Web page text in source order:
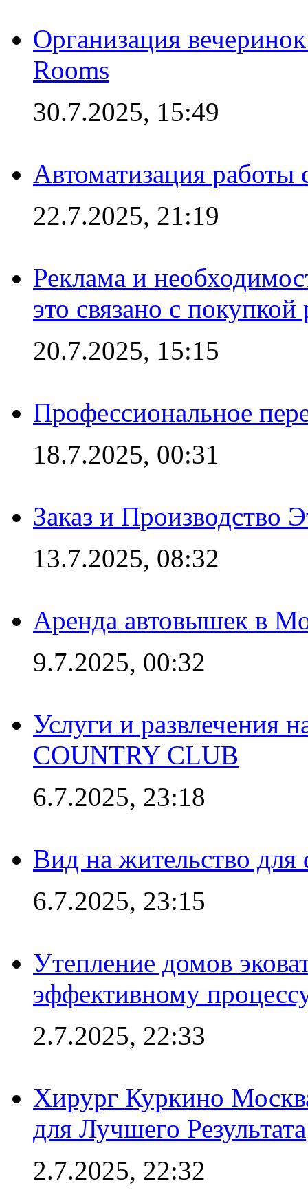
Организация
Rooms
30.7.2025, 15:49
Автоматизация работы
22.7.2025, 21:19
Реклама и
это связано с покупкой
20.7.2025, 15:15
Профессиональное
18.7.2025, 00:31
Заказ и Производство
13.7.2025, 08:32
Аренда автовышек в
9.7.2025, 00:32
Услуги и развлечения
COUNTRY CLUB
6.7.2025, 23:18
Вид на жительство
6.7.2025, 23:15
Утепление домов
эффективному
2.7.2025, 22:33
Хирург Куркино
для Лучшего Результата
2.7.2025, 22:32